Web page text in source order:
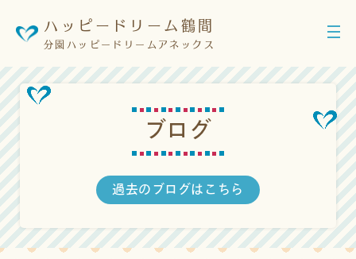
ハッピードリーム鶴間
分園ハッピードリームアネックス
ブロ グ
過去のブログはこちら